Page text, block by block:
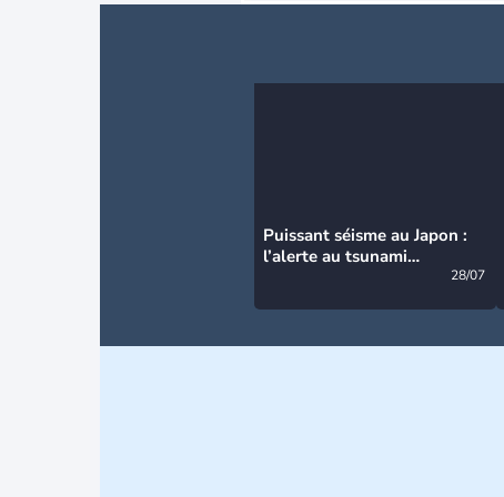
Puissant séisme au Japon :
l’alerte au tsunami
28/07